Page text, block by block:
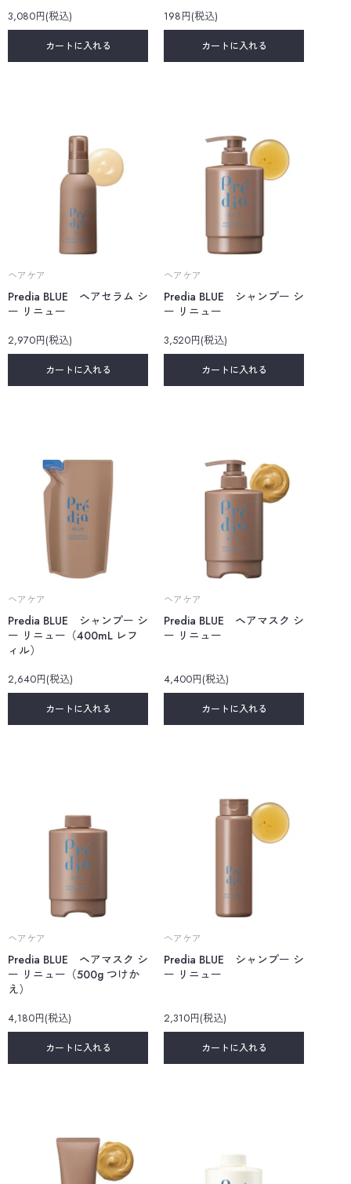
3,080円(税込)
カートに入れる
198円(税込)
カートに入れる
ヘアケア
Predia BLUE ヘアセラム シ
ー リニュー
2,970円(税込)
カートに入れる
ヘアケア
Predia BLUE シャンプー シ
ー リニュー
3,520円(税込)
カートに入れる
ヘアケア
Predia BLUE シャンプー シ
ー リニュー（400mL レフ
ィル）
2,640円(税込)
カートに入れる
ヘアケア
Predia BLUE ヘアマスク シ
ー リニュー
4,400円(税込)
カートに入れる
ヘアケア
Predia BLUE ヘアマスク シ
ー リニュー（500g つけか
え）
4,180円(税込)
カートに入れる
ヘアケア
Predia BLUE シャンプー シ
ー リニュー
2,310円(税込)
カートに入れる